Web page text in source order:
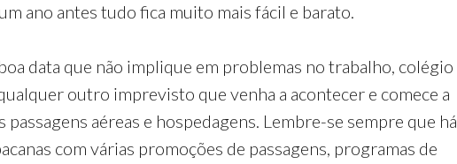
ano antes tudo fica muito mais fácil e barato.
data que não implique em problemas no trabalho, colégio
outro imprevisto que venha a acontecer e comece a
passagens aéreas e hospedagens. Lembre-se sempre que há
com várias promoções de passagens, programas de